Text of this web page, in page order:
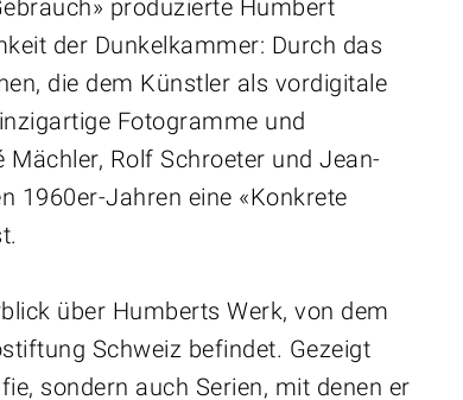
produzierte Humbert
der Dunkelkammer: Durch das
die dem Künstler als vordigitale
Fotogramme und
Rolf Schroeter und Jean-
1960er-Jahren eine «Konkrete
über Humberts Werk, von dem
Schweiz befindet. Gezeigt
sondern auch Serien, mit denen er